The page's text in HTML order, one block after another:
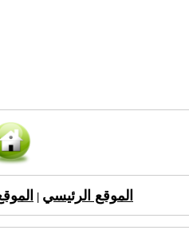
الموقع الرئيسي